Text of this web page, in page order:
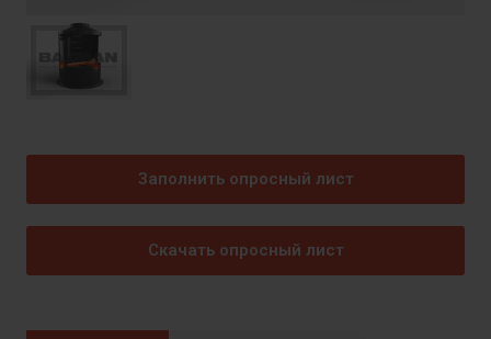
Заполнить опросный лист
Скачать опросный лист